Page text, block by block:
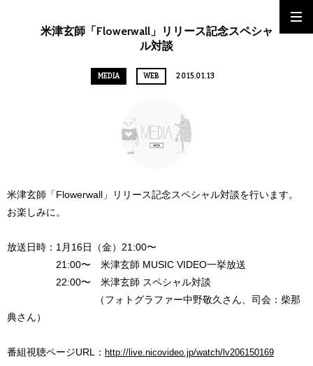
米津玄師「Flowerwall」リリース記念スペシャ
ル対談
MEDIA WEB 2015.01.13
米津玄師「Flowerwall」リリース記念スペシャル対談を行います。
お楽しみに。
放送日時：1月16日（金）21:00〜
21:00〜 米津玄師 MUSIC VIDEO一挙放送
22:00〜 米津玄師 スペシャル対談
（フォトグラファー中野敬久さん、司会：柴那
典さん）
番組視聴ページURL： http://live.nicovideo.jp/watch/lv206150169